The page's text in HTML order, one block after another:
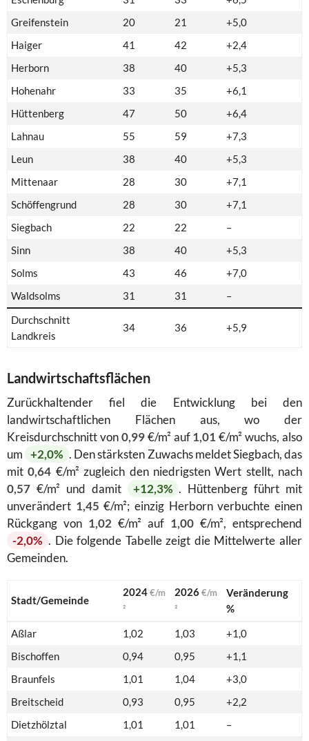
Greifenstein
20 21
+5,0
Haiger
41 42
+2,4
Herborn
38 40
+5,3
Hohenahr
33 35
+6,1
Hüttenberg
47 50
+6,4
Lahnau
55 59
+7,3
Leun
38 40
+5,3
Mittenaar
28 30
+7,1
Schöffengrund
28 30
+7,1
Siegbach
22 22
–
Sinn
38 40
+5,3
Solms
43 46
+7,0
Waldsolms
31 31
–
Durchschnitt
Landkreis
34 36 +5,9
Landwirtschaftsflächen
Zurückhaltender fiel die Entwicklung bei den
landwirtschaftlichen Flächen aus, wo der
Kreisdurchschnitt von0,99€/m² auf1,01 €/m² wuchs, also
um +2,0% . Den stärksten Zuwachs meldet Siegbach, das
mit0,64 €/m² zugleich den niedrigsten Wert stellt, nach
0,57 €/m² und damit +12,3% . Hüttenberg führt mit
unverändert 1,45 €/m²; einzig Herborn verbuchte einen
Rückgang von 1,02 €/m² auf 1,00 €/m², entsprechend
-2,0% . Die folgende Tabelle zeigt die Mittelwerte aller
Gemeinden.
Stadt/Gemeinde
2024€/m
²
2026€/m
²
Veränderung
%
Aßlar
1,02 1,03
+1,0
Bischoffen
0,94 0,95
+1,1
Braunfels
1,01 1,04
+3,0
Breitscheid
0,93 0,95
+2,2
Dietzhölztal
1,01 1,01
–